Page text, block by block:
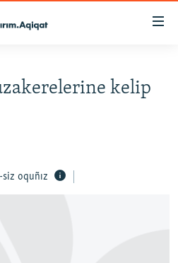
kelip
siz oquñız